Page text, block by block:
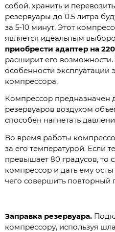
собой, хранить и
резервуары до 0.5 литра
за 5-10 минут. Этот
является идеальным
приобрести адаптер на
расширит его
особенности эксплуатации
компрессора.
Компрессор предназначен
резервуаров воздухом
способен нагнетать
Во время работы
за его температурой. Если
превышает 80 градусов, то
компрессор и дать ему
чего совершить повторный
Заправка резервуара.
компрессору, используя